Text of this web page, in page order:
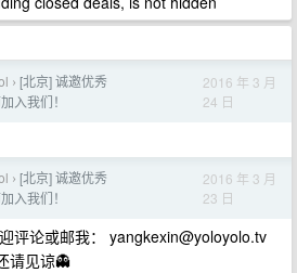
› [北京] 诚邀优秀
入我们！
2016 年 3 月
24 日
› [北京] 诚邀优秀
入我们！
2016 年 3 月
23 日
评论或邮我： yangkexin@yoloyolo.tv
请见谅👻